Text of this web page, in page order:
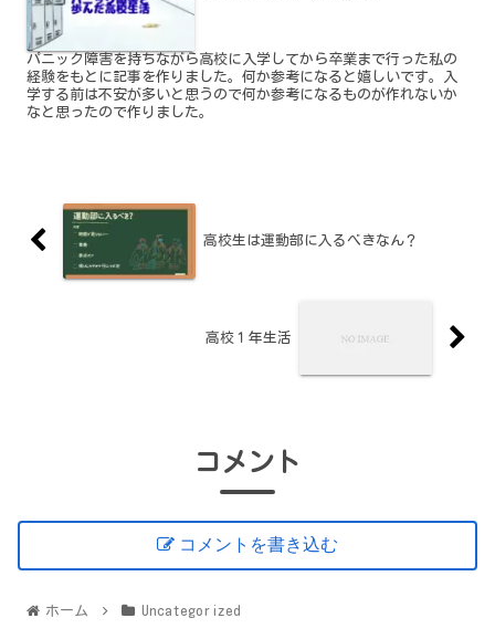
パニック障害を持ちながら高校に入学してから卒業まで行った私の
経験をもとに記事を作りました。何か参考になると嬉しいです。入
学する前は不安が多いと思うので何か参考になるものが作れないか
なと思ったので作りました。
高校生は運動部に入るべきなん？
高校１年生活
コメント
コメントを書き込む
ホーム Uncategorized